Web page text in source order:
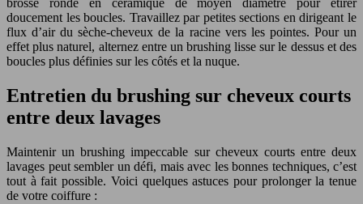
brosse ronde en céramique de moyen diamètre pour étirer
doucement les boucles. Travaillez par petites sections en dirigeant le
flux d’air du sèche-cheveux de la racine vers les pointes. Pour un
effet plus naturel, alternez entre un brushing lisse sur le dessus et des
boucles plus définies sur les côtés et la nuque.
Entretien du brushing sur cheveux courts
entre deux lavages
Maintenir un brushing impeccable sur cheveux courts entre deux
lavages peut sembler un défi, mais avec les bonnes techniques, c’est
tout à fait possible. Voici quelques astuces pour prolonger la tenue
de votre coiffure :